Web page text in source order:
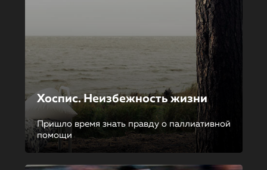
Хоспис. Неизбежность жизни
Пришло время знать правду о паллиативной
помощи